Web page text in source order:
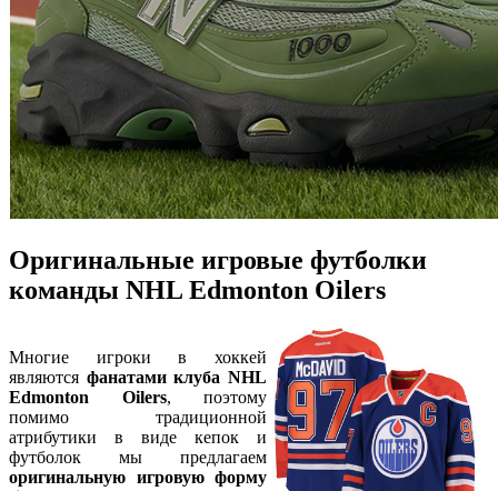
Оригинальные игровые футболки
команды NHL Edmonton Oilers
Многие игроки в хоккей
являются фанатами клуба NHL
Edmonton Oilers, поэтому
помимо традиционной
атрибутики в виде кепок и
футболок мы предлагаем
оригинальную игровую форму